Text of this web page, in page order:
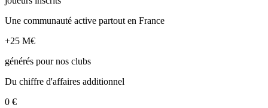
Une communauté active partout en France
+25 M€
générés pour nos clubs
Du chiffre d'affaires additionnel
0 €